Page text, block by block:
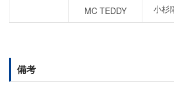
MC TEDDY 小杉
備考